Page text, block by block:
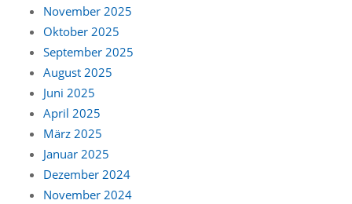
November 2025
Oktober 2025
September 2025
August 2025
Juni 2025
April 2025
März 2025
Januar 2025
Dezember 2024
November 2024